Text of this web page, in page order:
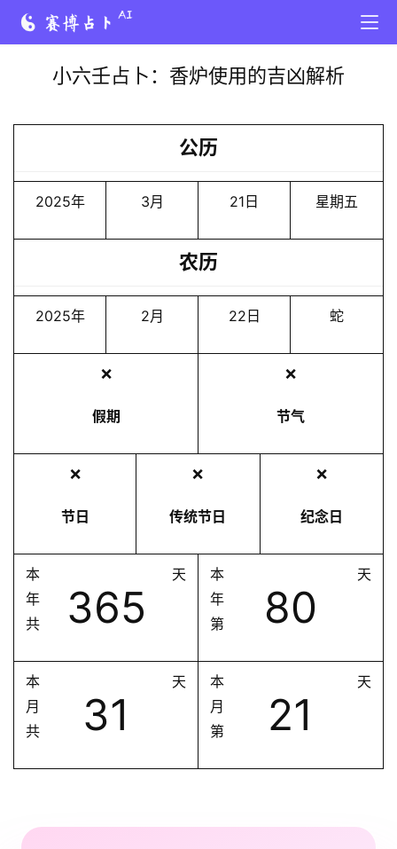
小六壬占卜：香炉使用的吉凶解析
公历
2025年 3月 21日 星期五
农历
2025年 2月 22日 蛇
❌
假期
❌
节气
❌
节日
❌
传统节日
❌
纪念日
本
年
共
365
天
本
年
第
80
天
本
月
共
31
天
本
月
第
21
天